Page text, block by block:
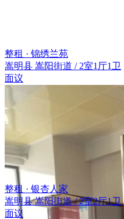
整租 · 锦绣兰苑
嵩明县 嵩阳街道 / 2室1厅1卫
面议
整租 · 银杏人家
嵩明县 嵩阳街道 / 2室2厅1卫
面议